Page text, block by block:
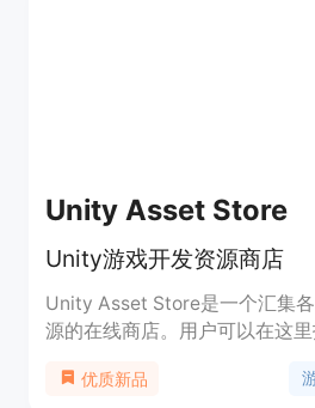
Unity Asset Store
Unity游戏开发资源商店
Unity Asset Store是一个汇集
源的在线商店。用户可以在这
插件、Shader等。资源经过
优质新品